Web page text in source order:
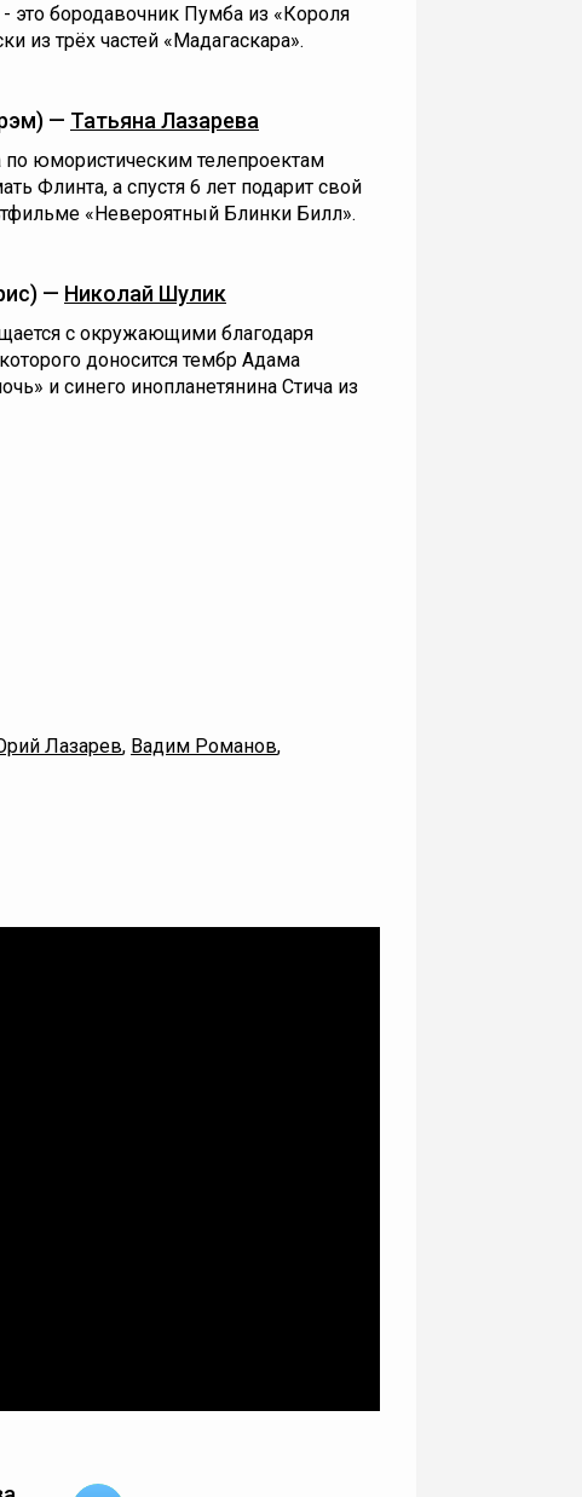
это бородавочник Пумба из «Короля
из трёх частей «Мадагаскара».
— Татьяна Лазарева
юмористическим телепроектам
Флинта, а спустя 6 лет подарит свой
«Невероятный Блинки Билл».
— Николай Шулик
с окружающими благодаря
доносится тембр Адама
и синего инопланетянина Стича из
Лазарев, Вадим Романов,